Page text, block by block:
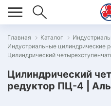
Главная Каталог
Индустриальные цилиндрические
Цилиндрический
Цилиндрический
редуктор ПЦ-4 |